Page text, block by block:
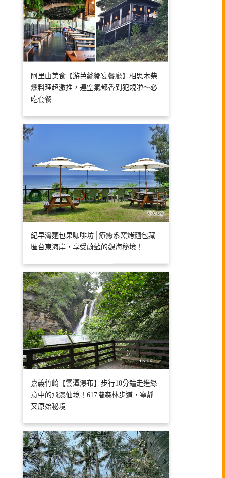
阿里山美食【游芭絲鄒宴餐廳】相思木柴
燻料理超激推，連空氣都香到犯規啦～必
吃套餐
紀早灣麵包果咖啡坊│療癒系窯烤麵包藏
匿台東海岸，享受蔚藍的觀海秘境！
嘉義竹崎【雲潭瀑布】步行10分鐘走進綠
意中的飛瀑仙境！617階森林步道，寧靜
又原始秘境